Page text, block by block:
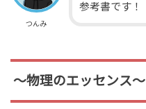
つんみ
参考書です！
～物理のエッセンス～